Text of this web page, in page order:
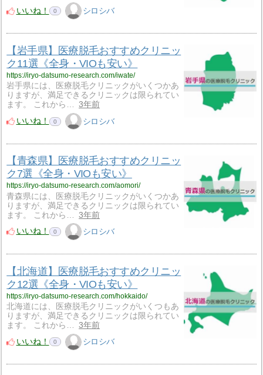
いいね！
0 シロシバ
【岩手県】医療脱毛おすすめクリニッ
ク11選《全身・VIOも安い》
https://iryo-datsumo-research.com/iwate/
岩手県には、医療脱毛クリニックがいくつかあ
りますが、満足できるクリニックは限られてい
ます。 これから…
3年前
いいね！
0 シロシバ
【青森県】医療脱毛おすすめクリニッ
ク7選《全身・VIOも安い》
https://iryo-datsumo-research.com/aomori/
青森県には、医療脱毛クリニックがいくつかあ
りますが、満足できるクリニックは限られてい
ます。 これから…
3年前
いいね！
0 シロシバ
【北海道】医療脱毛おすすめクリニッ
ク12選《全身・VIOも安い》
https://iryo-datsumo-research.com/hokkaido/
北海道には、医療脱毛クリニックがいくつもあ
りますが、満足できるクリニックは限られてい
ます。 これから…
3年前
いいね！
0 シロシバ